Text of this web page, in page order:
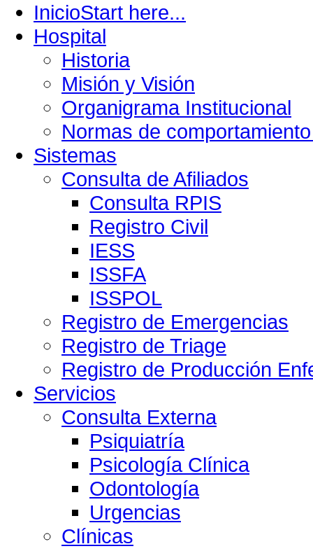
InicioStart here...
Hospital
Historia
Misión y Visión
Organigrama Institucional
Normas de
Sistemas
Consulta de Afiliados
Consulta RPIS
Registro Civil
IESS
ISSFA
ISSPOL
Registro de Emergencias
Registro de Triage
Registro de Producción
Servicios
Consulta Externa
Psiquiatría
Psicología Clínica
Odontología
Urgencias
Clínicas